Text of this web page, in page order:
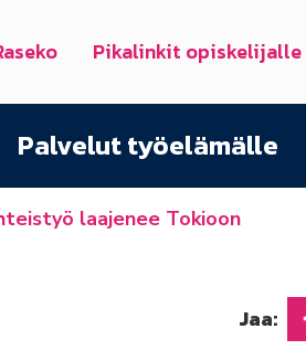
Pikalinkit opiskelijalle
Palvelut työelämälle
laajenee Tokioon
Jaa: